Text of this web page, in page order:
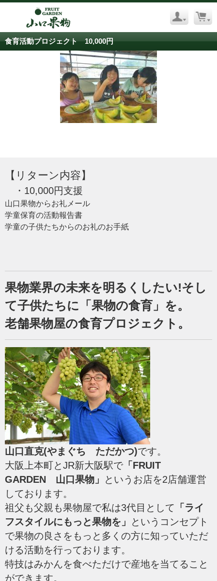
食育活動プロジェクト 10,000円
【リターン内容】
・10,000円支援
山口果物からお礼メール
学童保育の活動報告書
学童の子供たちからのお礼のお手紙
果物業界の未来を明るくしたい!そし
て子供たちに「果物の食育」を。
老舗果物屋の食育プロジェクト。
山口直克(やまぐち ただかつ)です。
大阪上本町とJR新大阪駅で「FRUIT
GARDEN 山口果物」
というお店を2店舗運営
しております。
祖父も父親も果物屋で私は3代目として 「ライ
フスタイルにもっと果物を」
というコンセプト
で果物の良さをもっと多くの方に知っていただ
ける活動を行っております。
特技はみかんを食べただけで産地を当てること
ができます。